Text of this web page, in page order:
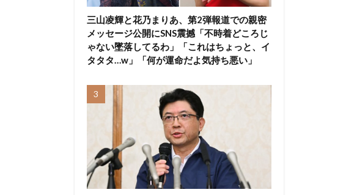
三山凌輝と花乃まりあ、第2弾報道での親密
メッセージ公開にSNS震撼「不時着どころじ
ゃない墜落してるわ」「これはちょっと、イ
タタタ…w」「何が運命だよ気持ち悪い」